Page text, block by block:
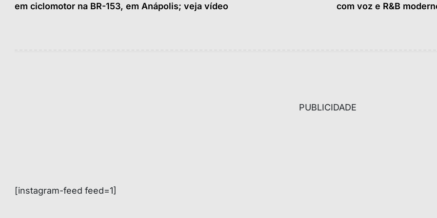
Post
em ciclomotor na BR-153, em Anápolis; veja vídeo com voz e R&B
PUBLICIDADE
[instagram-feed feed=1]